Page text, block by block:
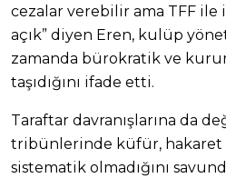
cezalar verebilir ama TFF ile
açık” diyen Eren, kulüp
zamanda bürokratik ve
taşıdığını ifade etti.
Taraftar davranışlarına da
tribünlerinde küfür, hakaret
sistematik olmadığını